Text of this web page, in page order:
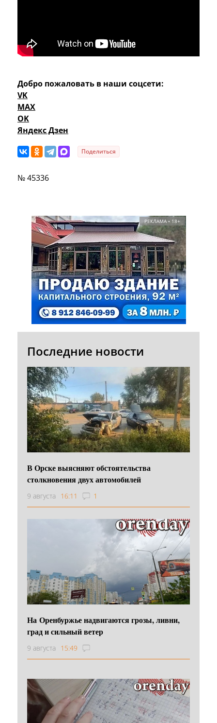
Добро пожаловать в наши соцсети:
VK
MAX
OK
Яндекс Дзен
Поделиться
№ 45336
РЕКЛАМА • 18+
Последние новости
В Орске выясняют обстоятельства
столкновения двух автомобилей
9 августа 16:11 1
На Оренбуржье надвигаются грозы, ливни,
град и сильный ветер
9 августа 15:49